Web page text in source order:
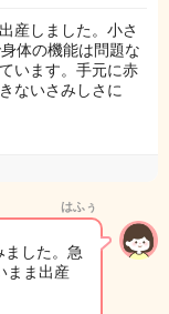
産しました。小さ
体の機能は問題な
います。手元に赤
ないさみしさに
はふぅ
した。急
まま出産